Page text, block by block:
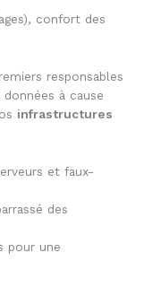
confort des
responsables
à cause
infrastructures
et faux-
des
pour une